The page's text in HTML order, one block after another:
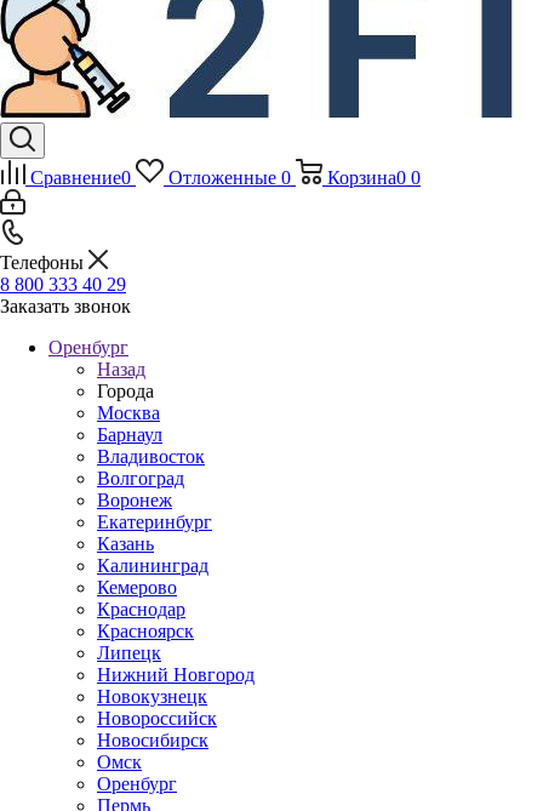
Сравнение0 Отложенные 0 Корзина0 0
Телефоны
8 800 333 40 29
Заказать звонок
Оренбург
Назад
Города
Москва
Барнаул
Владивосток
Волгоград
Воронеж
Екатеринбург
Казань
Калининград
Кемерово
Краснодар
Красноярск
Липецк
Нижний Новгород
Новокузнецк
Новороссийск
Новосибирск
Омск
Оренбург
Пермь